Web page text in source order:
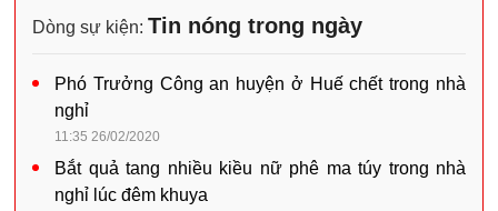
Dòng sự kiện: Tin nóng trong ngày
Phó Trưởng Công an huyện ở Huế chết trong nhà
nghỉ
11:35 26/02/2020
Bắt quả tang nhiều kiều nữ phê ma túy trong nhà
nghỉ lúc đêm khuya